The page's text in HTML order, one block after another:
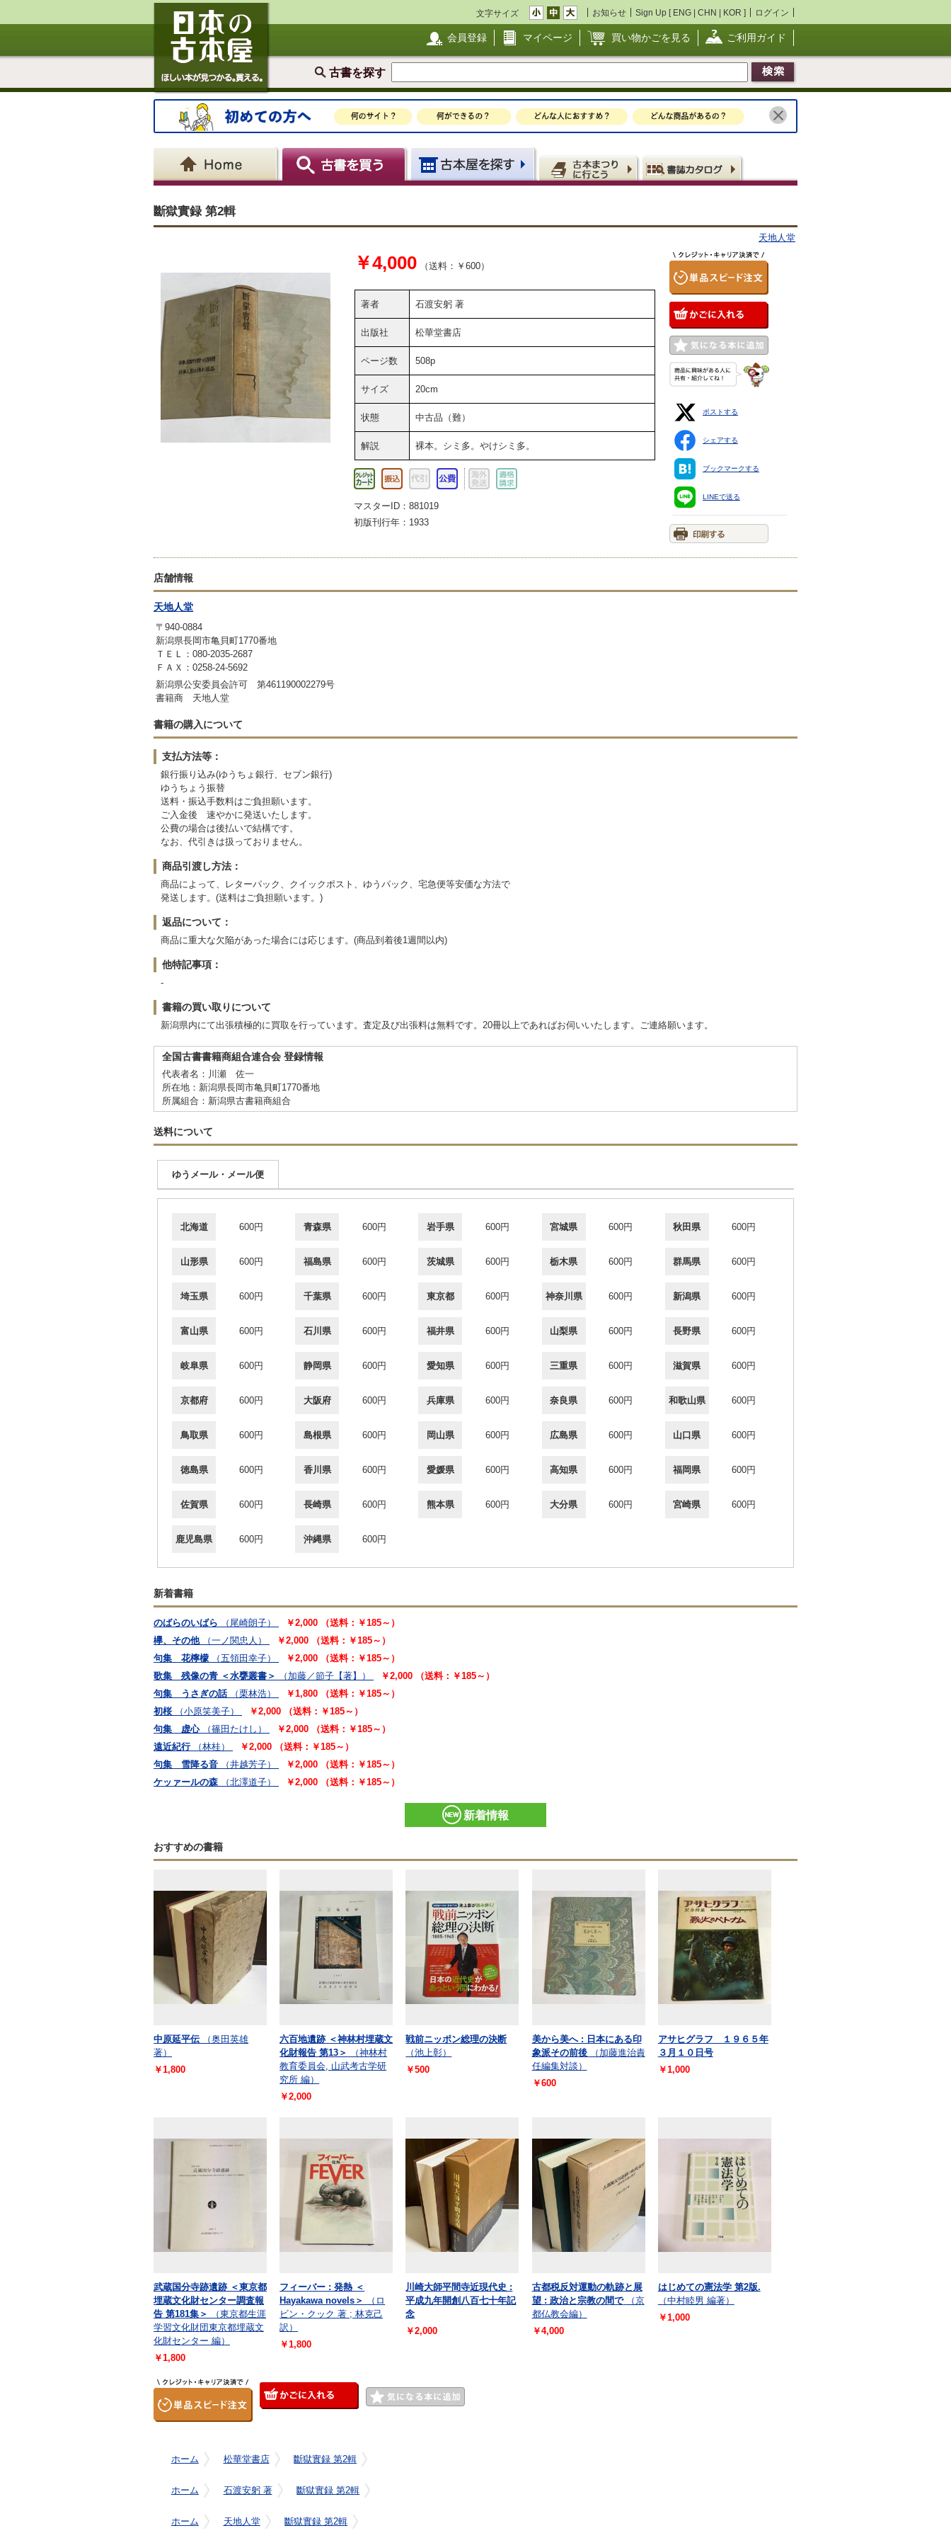
文字サイズ お知らせ Sign Up [ ENG | CHN | KOR ] ログイン
会員登録 マイページ 買い物かごを見る ご利用ガイド
古書を探す
斷獄實録 第2輯
天地人堂
￥4,000 （送料：￥600）
著者 石渡安躬 著
出版社 松華堂書店
ページ数 508p
サイズ 20cm
状態 中古品（難）
解説 裸本。シミ多。やけシミ多。
マスターID：881019
初版刊行年：1933
ポストする
シェアする
ブックマークする
LINEで送る
店舗情報
天地人堂
〒940-0884
新潟県長岡市亀貝町1770番地
ＴＥＬ：080-2035-2687
ＦＡＸ：0258-24-5692
新潟県公安委員会許可 第461190002279号
書籍商 天地人堂
書籍の購入について
支払方法等：
銀行振り込み(ゆうちょ銀行、セブン銀行)
ゆうちょう振替
送料・振込手数料はご負担願います。
ご入金後 速やかに発送いたします。
公費の場合は後払いで結構です。
なお、代引きは扱っておりません。
商品引渡し方法：
商品によって、レターパック、クイックポスト、ゆうパック、宅急便等安価な方法で
発送します。(送料はご負担願います。)
返品について：
商品に重大な欠陥があった場合には応じます。(商品到着後1週間以内)
他特記事項：
-
書籍の買い取りについて
新潟県内にて出張積極的に買取を行っています。査定及び出張料は無料です。20冊以上であればお伺いいたします。ご連絡願います。
全国古書書籍商組合連合会 登録情報
代表者名：川瀬 佐一
所在地：新潟県長岡市亀貝町1770番地
所属組合：新潟県古書籍商組合
送料について
ゆうメール・メール便
北海道 600円 青森県 600円 岩手県 600円 宮城県 600円 秋田県 600円
山形県 600円 福島県 600円 茨城県 600円 栃木県 600円 群馬県 600円
埼玉県 600円 千葉県 600円 東京都 600円 神奈川県 600円 新潟県 600円
富山県 600円 石川県 600円 福井県 600円 山梨県 600円 長野県 600円
岐阜県 600円 静岡県 600円 愛知県 600円 三重県 600円 滋賀県 600円
京都府 600円 大阪府 600円 兵庫県 600円 奈良県 600円 和歌山県 600円
鳥取県 600円 島根県 600円 岡山県 600円 広島県 600円 山口県 600円
徳島県 600円 香川県 600円 愛媛県 600円 高知県 600円 福岡県 600円
佐賀県 600円 長崎県 600円 熊本県 600円 大分県 600円 宮崎県 600円
鹿児島県 600円 沖縄県 600円
新着書籍
のばらのいばら （尾崎朗子）
￥2,000 （送料：￥185～）
欅、その他
（一ノ関忠人）
￥2,000 （送料：￥185～）
句集 花檸檬
（五領田幸子）
￥2,000 （送料：￥185～）
歌集 残像の青 ＜水甕叢書＞
（加藤／節子【著】）
￥2,000 （送料：￥185～）
句集 うさぎの話
（栗林浩）
￥1,800 （送料：￥185～）
初桜
（小原笑美子）
￥2,000 （送料：￥185～）
句集 虚心
（篠田たけし）
￥2,000 （送料：￥185～）
遠近紀行
（林桂）
￥2,000 （送料：￥185～）
句集 雪降る音
（井越芳子）
￥2,000 （送料：￥185～）
ケッァールの森
（北澤道子） ￥2,000 （送料：￥185～）
新着情報
おすすめの書籍
中原延平伝
（奥田英雄
著）
￥1,800
六百地遺跡 ＜神林村埋蔵文
化財報告 第13＞
（神林村
教育委員会, 山武考古学研
究所 編）
￥2,000
戦前ニッポン総理の決断
（池上彰）
￥500
美から美へ : 日本にある印
象派その前後
（加藤進治責
任編集対談）
￥600
アサヒグラフ １９６５年
３月１０日号
￥1,000
武蔵国分寺跡遺跡 ＜東京都
埋蔵文化財センター調査報
告 第181集＞
（東京都生涯
学習文化財団東京都埋蔵文
化財センター 編）
￥1,800
フィーバー : 発熱 ＜
Hayakawa novels＞
（ロ
ビン・クック 著 ; 林克己
訳）
￥1,800
川崎大師平間寺近現代史 :
平成九年開創八百七十年記
念
￥2,000
古都税反対運動の軌跡と展
望 : 政治と宗教の間で
（京
都仏教会編）
￥4,000
はじめての憲法学 第2版.
（中村睦男 編著）
￥1,000
ホーム 松華堂書店 斷獄實録 第2輯
ホーム 石渡安躬 著 斷獄實録 第2輯
ホーム 天地人堂 斷獄實録 第2輯